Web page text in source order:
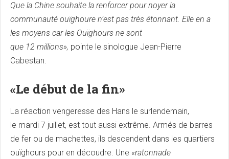
Que la Chine souhaite la renforcer pour noyer la
communauté ouïghoure n’est pas très étonnant. Elle en a
les moyens car les Ouïghours ne sont
que 12 millions», pointe le sinologue Jean-Pierre
Cabestan.
«Le début de la fin»
La réaction vengeresse des Hans le surlendemain,
le mardi 7 juillet, est tout aussi extrême. Armés de barres
de fer ou de machettes, ils descendent dans les quartiers
ouïghours pour en découdre. Une «ratonnade